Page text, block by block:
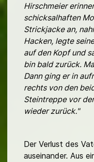
Hirschmeier
schicksalhaften
Strickjacke an,
Hacken, legte
auf den Kopf und
bin bald zurück.
Dann ging er in
rechts von den
Steintreppe vor
wieder zurück."
Der Verlust des
auseinander. Aus